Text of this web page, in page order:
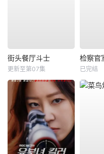
街头餐厅斗士
更新至第07集
检察官
已完结